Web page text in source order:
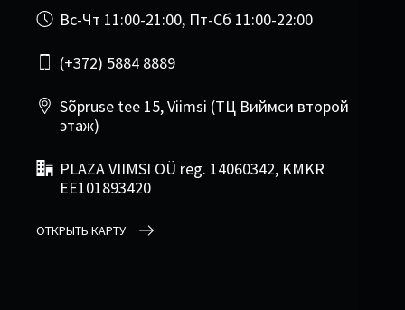
Вс-Чт 11:00-21:00, Пт-Сб 11:00-22:00
(+372) 5884 8889
Sõpruse tee 15, Viimsi (ТЦ Виймси второй
этаж)
PLAZA VIIMSI OÜ reg. 14060342, KMKR
EE101893420
ОТКРЫТЬ КАРТУ